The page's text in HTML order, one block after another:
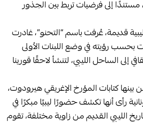
إلى فرضيات تربط بين الجذور
قديمة، عُرفت باسم “التحنو”، غادرت
رؤيته في وضع اللبنات الأولى
إلى الساحل الليبي، لتنشأ لاحقًا قورينا
بينها كتابات المؤرخ الإغريقي هيرودوت،
رأى أنها تكشف حضورًا ليبيًا مبكرًا في
الليبي القديم من زاوية مختلفة، تقوم